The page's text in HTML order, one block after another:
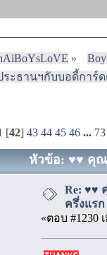
»
ะธานฯกับบอดี้การ์ด
[42]43 44 45 46 ... 73
หัวข้อ: ♥♥ คุณ
Re: ♥♥
ครึ่งแรก
«ตอบ #1230